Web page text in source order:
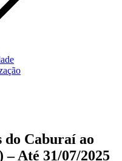
do Caburaí ao
Até 31/07/2025